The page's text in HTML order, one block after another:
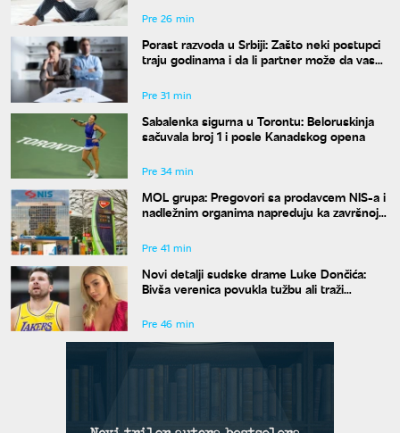
Pre 26 min
Porast razvoda u Srbiji: Zašto neki postupci
traju godinama i da li partner može da vas
Pre 31 min
Sabalenka sigurna u Torontu: Beloruskinja
sačuvala broj 1 i posle Kanadskog opena
Pre 34 min
MOL grupa: Pregovori sa prodavcem NIS-a i
nadležnim organima napreduju ka završnoj
Pre 41 min
Novi detalji sudske drame Luke Dončića:
Bivša verenica povukla tužbu ali traži
Pre 46 min